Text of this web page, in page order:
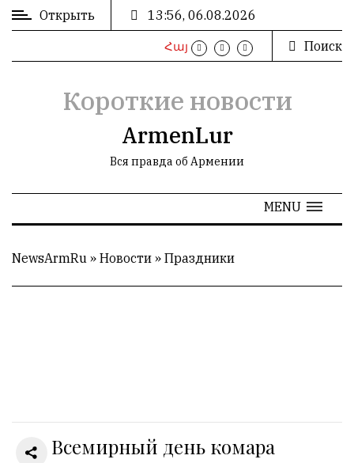
ВХОД
РЕГИСТРАЦИЯ
РЕКЛАМА
1
Гостей:
Открыть 13:56, 06.08.2026
Հայ Поиск
Короткие новости
ArmenLur
Вся правда об Армении
MENU
NewsArmRu » Новости » Праздники
Всемирный день комара